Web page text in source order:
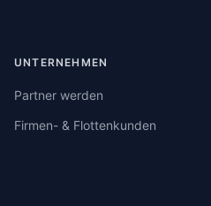
UNTERNEHMEN
Partner werden
Firmen- & Flottenkunden